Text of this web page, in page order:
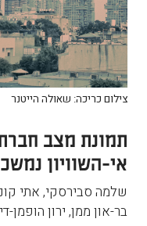
צילום כריכה: שאולה הייטנר
אי-השוויון
שלמה סבירסקי, אתי
בר-און ממן, ירון הופמן-